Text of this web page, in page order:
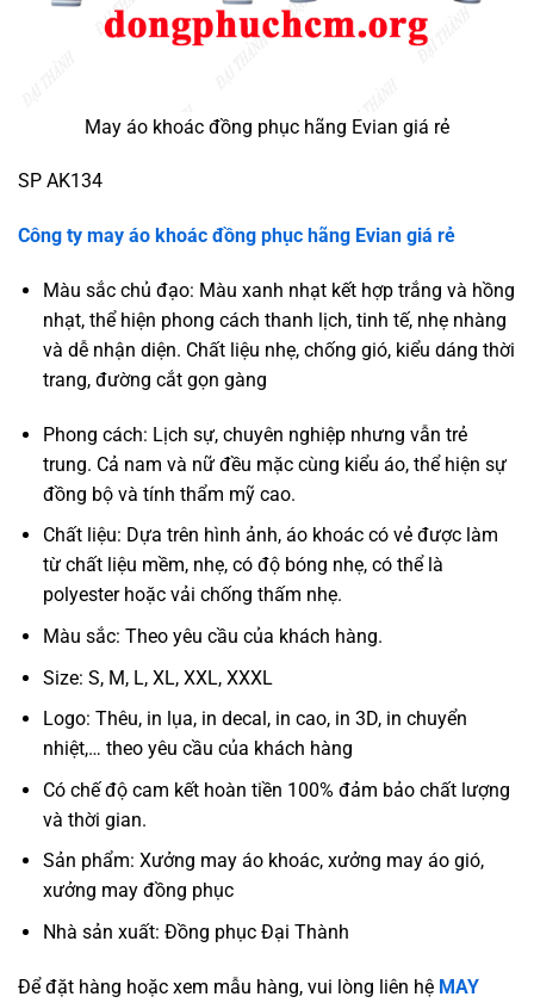
May áo khoác đồng phục hãng Evian giá rẻ
SP AK134
Công ty may áo khoác đồng phục hãng Evian giá rẻ
Màu sắc chủ đạo: Màu xanh nhạt kết hợp trắng và hồng
nhạt, thể hiện phong cách thanh lịch, tinh tế, nhẹ nhàng
và dễ nhận diện. Chất liệu nhẹ, chống gió, kiểu dáng thời
trang, đường cắt gọn gàng
Phong cách: Lịch sự, chuyên nghiệp nhưng vẫn trẻ
trung. Cả nam và nữ đều mặc cùng kiểu áo, thể hiện sự
đồng bộ và tính thẩm mỹ cao.
Chất liệu: Dựa trên hình ảnh, áo khoác có vẻ được làm
từ chất liệu mềm, nhẹ, có độ bóng nhẹ, có thể là
polyester hoặc vải chống thấm nhẹ.
Màu sắc: Theo yêu cầu của khách hàng.
Size: S, M, L, XL, XXL, XXXL
Logo: Thêu, in lụa, in decal, in cao, in 3D, in chuyển
nhiệt,… theo yêu cầu của khách hàng
Có chế độ cam kết hoàn tiền 100% đảm bảo chất lượng
và thời gian.
Sản phẩm: Xưởng may áo khoác, xưởng may áo gió,
xưởng may đồng phục
Nhà sản xuất: Đồng phục Đại Thành
Để đặt hàng hoặc xem mẫu hàng, vui lòng liên hệ MAY